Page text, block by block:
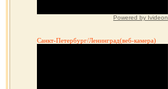
Powered by Ivideon
Санкт-Петербург/Ленинград(веб-камера)